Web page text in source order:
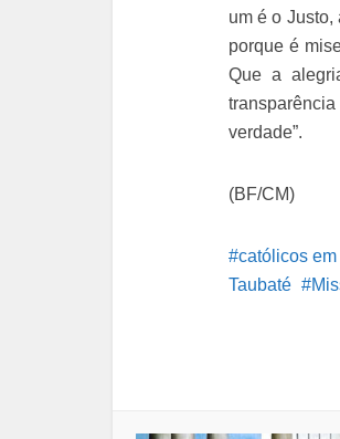
um é o
porque é
Que a
verdade”.
(BF/CM)
católicos
Taubaté